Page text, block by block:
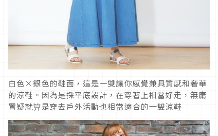
白色×銀色的鞋面，這是一雙讓你感覺兼具質感和奢華
的涼鞋。因為是採平底設計，在穿著上相當好走，無庸
置疑就算是穿去戶外活動也相當適合的一雙涼鞋